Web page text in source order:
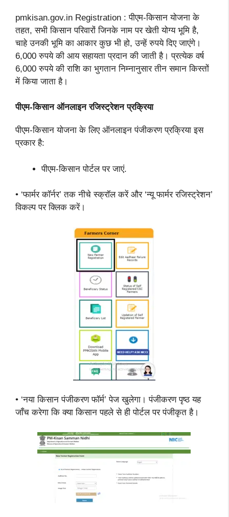
pmkisan.gov.in Registration : पीएम-किसान योजना के
तहत, सभी किसान परिवारों जिनके नाम पर खेती योग्य भूमि है,
चाहे उनकी भूमि का आकार कुछ भी हो, उन्हें रुपये दिए जाएंगे।
6,000 रुपये की आय सहायता प्रदान की जाती है। प्रत्येक वर्ष
6,000 रुपये की राशि का भुगतान निम्नानुसार तीन समान किस्तों
में किया जाता है।
पीएम-किसान ऑनलाइन रजिस्ट्रेशन प्रक्रिया
पीएम-किसान योजना के लिए ऑनलाइन पंजीकरण प्रक्रिया इस
प्रकार है:
पीएम-किसान पोर्टल पर जाएं.
• ‘फार्मर कॉर्नर’ तक नीचे स्क्रॉल करें और ‘न्यू फार्मर रजिस्ट्रेशन’
विकल्प पर क्लिक करें।
• ‘नया किसान पंजीकरण फॉर्म’ पेज खुलेगा। पंजीकरण पृष्ठ यह
जाँच करेगा कि क्या किसान पहले से ही पोर्टल पर पंजीकृत है।